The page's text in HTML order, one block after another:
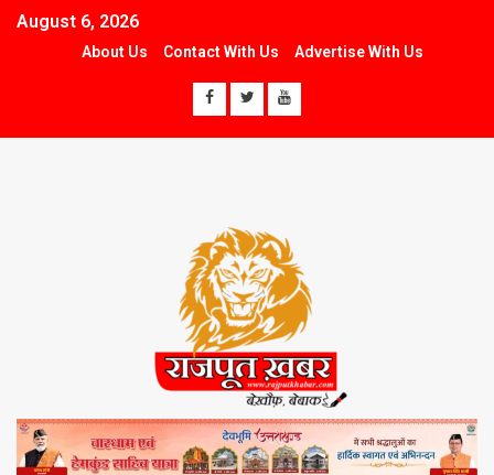
August 6, 2026
About Us Contact With Us Advertise With Us